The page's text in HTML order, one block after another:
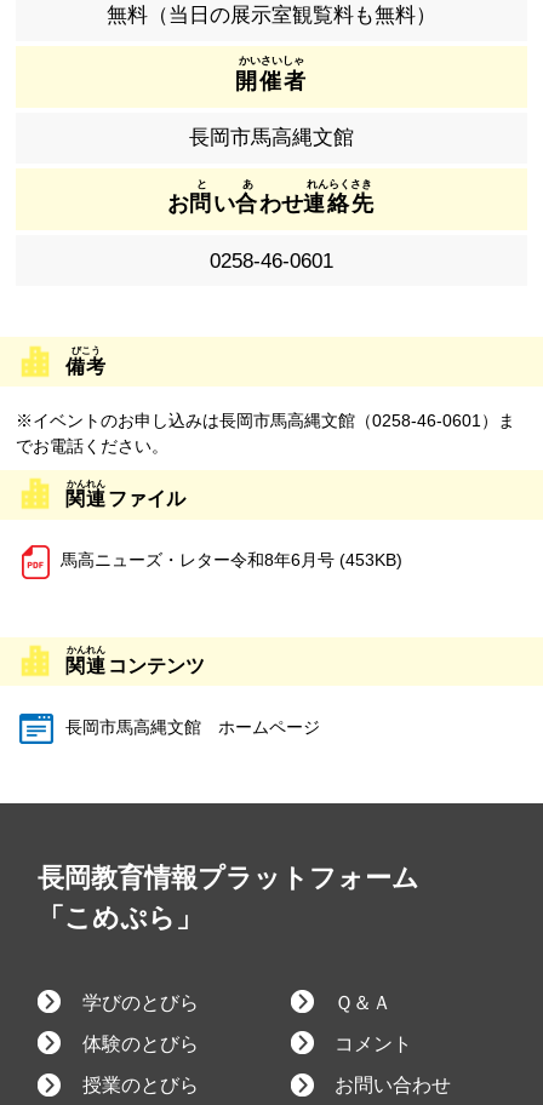
無料（当日の展示室観覧料も無料）
開催者
長岡市馬高縄文館
お問 い合わせ連絡先
0258-46-0601
備考
※イベントのお申し込みは長岡市馬高縄文館（0258-46-0601）ま
でお電話ください。
関連ファイル
馬高ニューズ・レター令和8年6月号 (453KB)
関連 コンテンツ
長岡市馬高縄文館 ホームページ
長岡教育情報プラットフォーム
「こめぷら」
学びのとびら
体験のとびら
授業のとびら
Ｑ＆Ａ
コメント
お問い合わせ